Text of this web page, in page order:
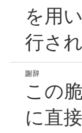
を用
行さ
この
に直